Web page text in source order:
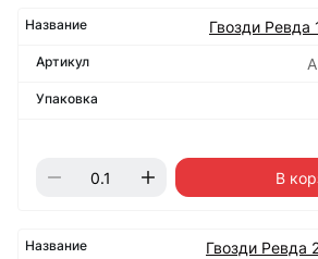
Гвозди
В
Гвозди Ревда